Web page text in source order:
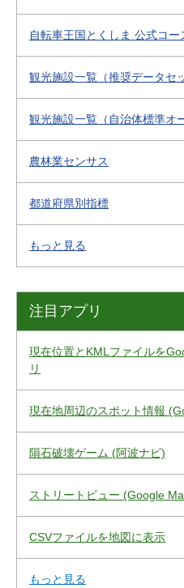
自転車王国とくしま 公式コー
観光施設一覧（推奨データセ
観光施設一覧（自治体標準オ
農林業センサス
都道府県別指標
もっと見る
注目アプリ
現在位置とKMLファイルを
リ
現在地周辺のスポット情報
隕石破壊ゲーム (阿波ナビ)
ストリートビュー (Google
CSVファイルを地図に表示
もっと見る